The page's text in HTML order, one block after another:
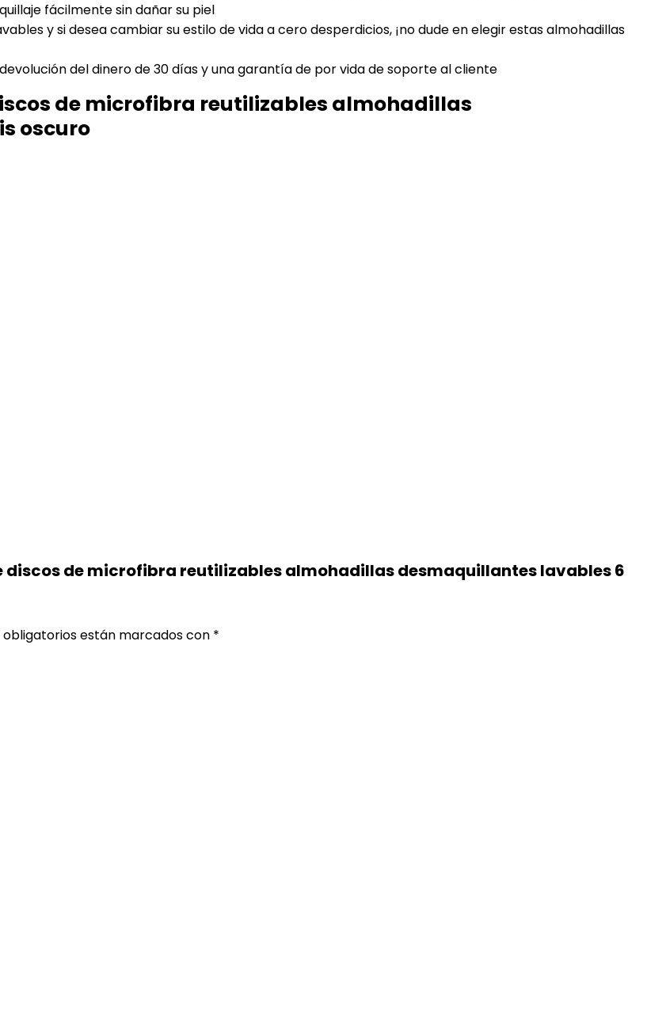
fácilmente sin dañar su piel
y si desea cambiar su estilo de vida a cero desperdicios, ¡no dude en elegir estas almohadillas
devolución del dinero de 30 días y una garantía de por vida de soporte al cliente
de microfibra reutilizables almohadillas
oscuro
discos de microfibra reutilizables almohadillas desmaquillantes lavables 6
obligatorios están marcados con *